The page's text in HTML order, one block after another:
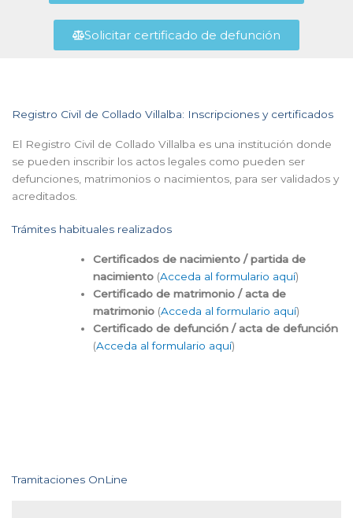
Solicitar certificado de defunción
Registro Civil de Collado Villalba: Inscripciones y certificados
El Registro Civil de Collado Villalba es una institución donde
se pueden inscribir los actos legales como pueden ser
defunciones, matrimonios o nacimientos, para ser validados y
acreditados.
Trámites habituales realizados
Certificados de nacimiento / partida de
nacimiento(Acceda al formulario aquí)
Certificado de matrimonio / acta de
matrimonio(Acceda al formulario aquí)
Certificado de defunción / acta de defunción
(Acceda al formulario aquí)
Tramitaciones OnLine